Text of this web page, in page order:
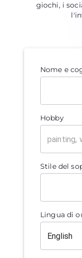
giochi, i
Nome e
Hobby
Stile del
Lingua di